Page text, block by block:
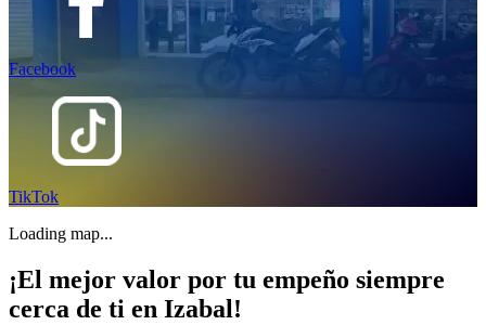
Facebook
TikTok
Loading map...
¡El mejor valor por tu empeño siempre
cerca de ti en Izabal!